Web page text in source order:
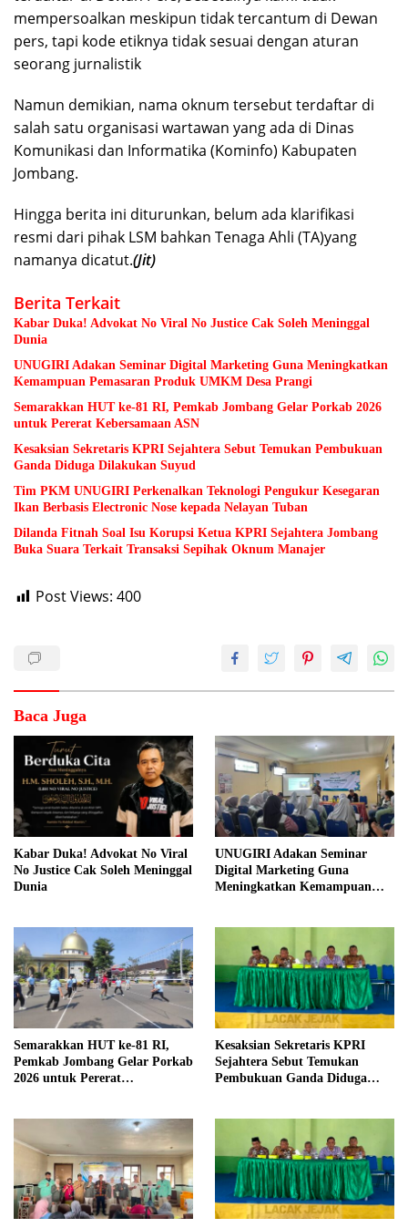
mempersoalkan meskipun tidak tercantum di Dewan
pers, tapi kode etiknya tidak sesuai dengan aturan
seorang jurnalistik
Namun demikian, nama oknum tersebut terdaftar di
salah satu organisasi wartawan yang ada di Dinas
Komunikasi dan Informatika (Kominfo) Kabupaten
Jombang.
Hingga berita ini diturunkan, belum ada klarifikasi
resmi dari pihak LSM bahkan Tenaga Ahli (TA)yang
namanya dicatut.(Jit)
Berita Terkait
Kabar Duka! Advokat No Viral No Justice Cak Soleh Meninggal
Dunia
UNUGIRI Adakan Seminar Digital Marketing Guna Meningkatkan
Kemampuan Pemasaran Produk UMKM Desa Prangi
Semarakkan HUT ke-81 RI, Pemkab Jombang Gelar Porkab 2026
untuk Pererat Kebersamaan ASN
Kesaksian Sekretaris KPRI Sejahtera Sebut Temukan Pembukuan
Ganda Diduga Dilakukan Suyud
Tim PKM UNUGIRI Perkenalkan Teknologi Pengukur Kesegaran
Ikan Berbasis Electronic Nose kepada Nelayan Tuban
Dilanda Fitnah Soal Isu Korupsi Ketua KPRI Sejahtera Jombang
Buka Suara Terkait Transaksi Sepihak Oknum Manajer
Post Views: 400
Baca Juga
Kabar Duka! Advokat No Viral
No Justice Cak Soleh Meninggal
Dunia
UNUGIRI Adakan Seminar
Digital Marketing Guna
Meningkatkan Kemampuan
Semarakkan HUT ke-81 RI,
Pemkab Jombang Gelar Porkab
2026 untuk Pererat
Kesaksian Sekretaris KPRI
Sejahtera Sebut Temukan
Pembukuan Ganda Diduga